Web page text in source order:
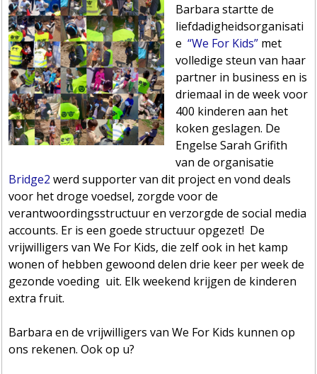
Barbara startte de
liefdadigheidsorganisati
e“We For Kids” met
volledige steun van haar
partner in business en is
driemaal in de week voor
400 kinderen aan het
koken geslagen. De
Engelse Sarah Grifith
van de organisatie
Bridge2 werd supporter van dit project en vond deals
voor het droge voedsel, zorgde voor de
verantwoordingsstructuur en verzorgde de social media
accounts. Er is een goede structuur opgezet! De
vrijwilligers van We For Kids, die zelf ook in het kamp
wonen of hebben gewoond delen drie keer per week de
gezonde voeding uit. Elk weekend krijgen de kinderen
extra fruit.
Barbara en de vrijwilligers van We For Kids kunnen op
ons rekenen. Ook op u?